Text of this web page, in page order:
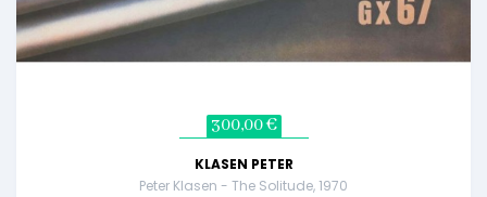
300,00 €
KLASEN PETER
Peter Klasen - The Solitude, 1970